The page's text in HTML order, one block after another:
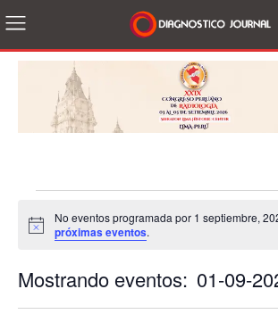
Eventos
for
1
Notice
No eventos programada por 1 septiembre,
próximas eventos.
01-09-